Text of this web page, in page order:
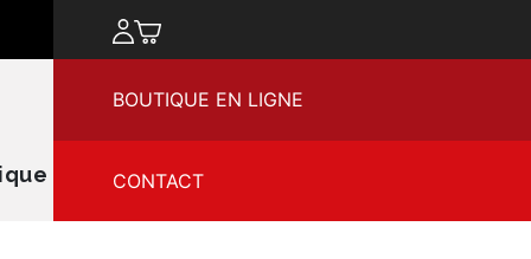
BOUTIQUE EN LIGNE
CONTACT